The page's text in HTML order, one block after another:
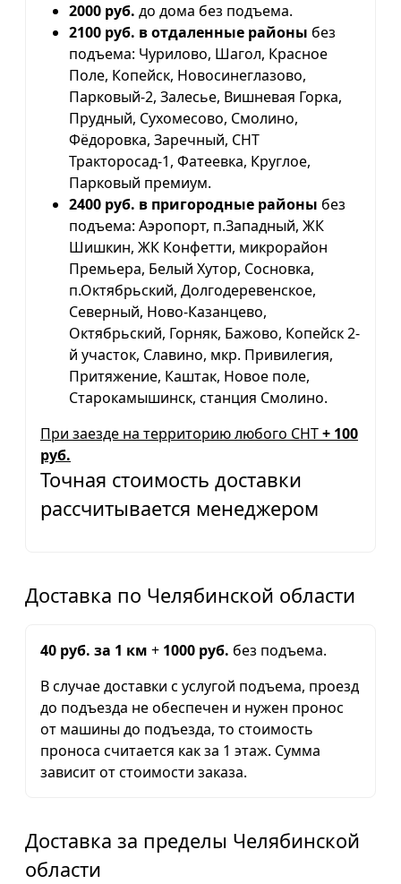
2000 руб. до дома без подъема.
2100 руб. в отдаленные районы без
подъема: Чурилово, Шагол, Красное
Поле, Копейск, Новосинеглазово,
Парковый-2, Залесье, Вишневая Горка,
Прудный, Сухомесово, Смолино,
Фёдоровка, Заречный, СНТ
Тракторосад-1, Фатеевка, Круглое,
Парковый премиум.
2400 руб. в пригородные районы без
подъема: Аэропорт, п.Западный, ЖК
Шишкин, ЖК Конфетти, микрорайон
Премьера, Белый Хутор, Сосновка,
п.Октябрьский, Долгодеревенское,
Северный, Ново-Казанцево,
Октябрьский, Горняк, Бажово, Копейск 2-
й участок, Славино, мкр. Привилегия,
Притяжение, Каштак, Новое поле,
Старокамышинск, станция Смолино.
При заезде на территорию любого СНТ+ 100
руб.
Точная стоимость доставки
рассчитывается менеджером
Доставка по Челябинской области
40 руб. за 1 км + 1000 руб. без подъема.
В случае доставки с услугой подъема, проезд
до подъезда не обеспечен и нужен пронос
от машины до подъезда, то стоимость
проноса считается как за 1 этаж. Сумма
зависит от стоимости заказа.
Доставка за пределы Челябинской
области